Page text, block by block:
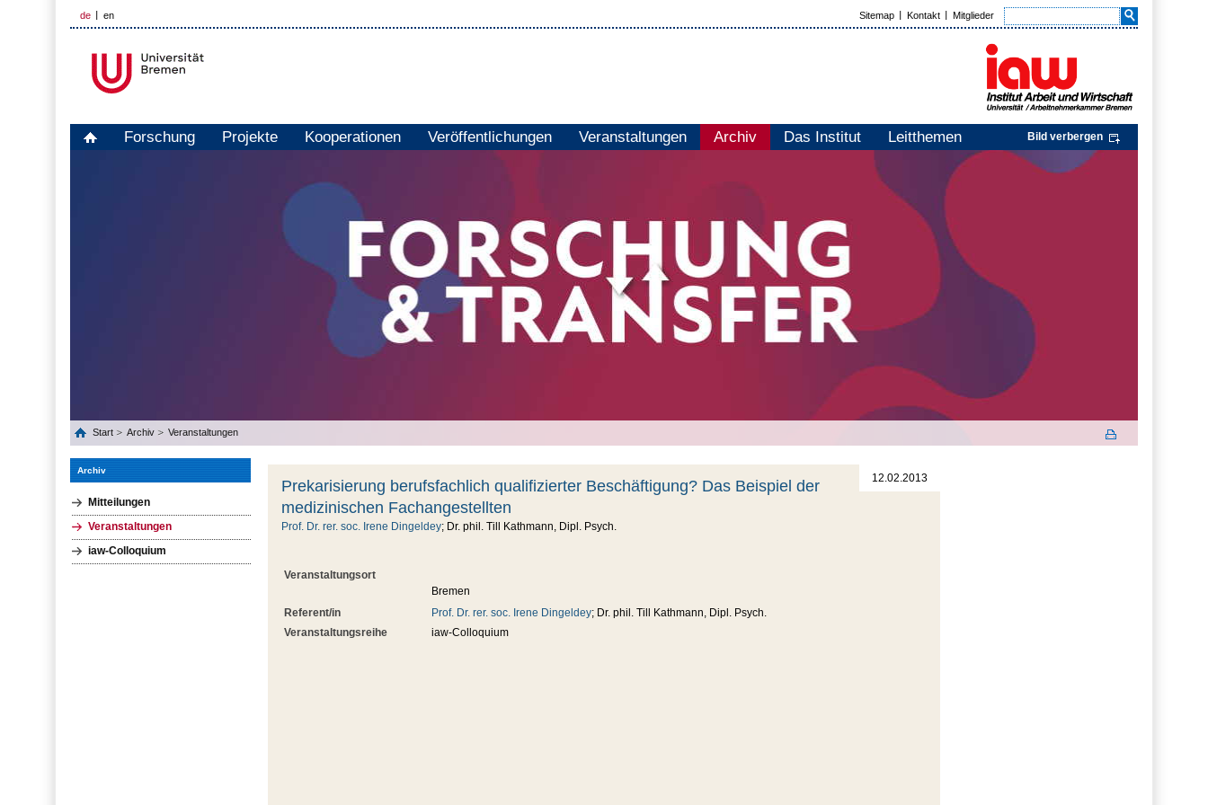
de en Sitemap Kontakt Mitglieder
Forschung Projekte Kooperationen Veröffentlichungen Veranstaltungen Archiv Das Institut Leitthemen Bild verbergen
Start Archiv Veranstaltungen
Archiv
Mitteilungen
Veranstaltungen
iaw-Colloquium
12.02.2013
Prekarisierung berufsfachlich qualifizierter Beschäftigung? Das Beispiel der
medizinischen Fachangestellten
Prof. Dr. rer. soc. Irene Dingeldey; Dr. phil. Till Kathmann, Dipl. Psych.
Veranstaltungsort
Bremen
Referent/in
Prof. Dr. rer. soc. Irene Dingeldey; Dr. phil. Till Kathmann, Dipl. Psych.
Veranstaltungsreihe
iaw-Colloquium